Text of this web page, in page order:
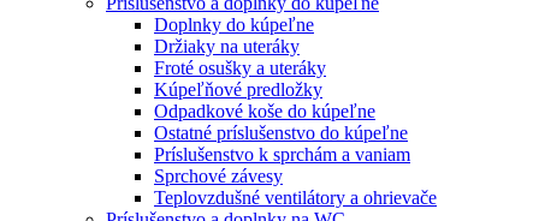
Doplnky do kúpeľne
Držiaky na uteráky
Froté osušky a uteráky
Kúpeľňové predložky
Odpadkové koše do kúpeľne
Ostatné príslušenstvo do kúpeľne
Príslušenstvo k sprchám a vaniam
Sprchové závesy
Teplovzdušné ventilátory a ohrievače